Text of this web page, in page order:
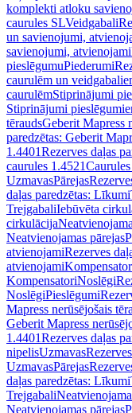
komplekti atloku
caurules SLVeidgabali
un savienojumi,
savienojumi, atvienojami
pieslēgumuPiederumi
caurulēm un
caurulēmStiprinājumi
Stiprinājumi
tēraudsGeberit Mapress
paredzētas: Geberit
1.4401Rezerves daļas
caurules 1.4521
UzmavasPārejas
daļas paredzētas: Līkumi
TrejgabaliIebūvēta
cirkulācija
Neatvienojamas pārejas
atvienojamiRezerves
atvienojami
KompensatoriNoslēgi
NoslēgiPieslēgumi
Mapress nerūsējošais
Geberit Mapress
1.4401Rezerves daļas
nipelisUzmavas
UzmavasPārejas
daļas paredzētas: Līkumi
Trejgabali
Neatvienojamas pārejas